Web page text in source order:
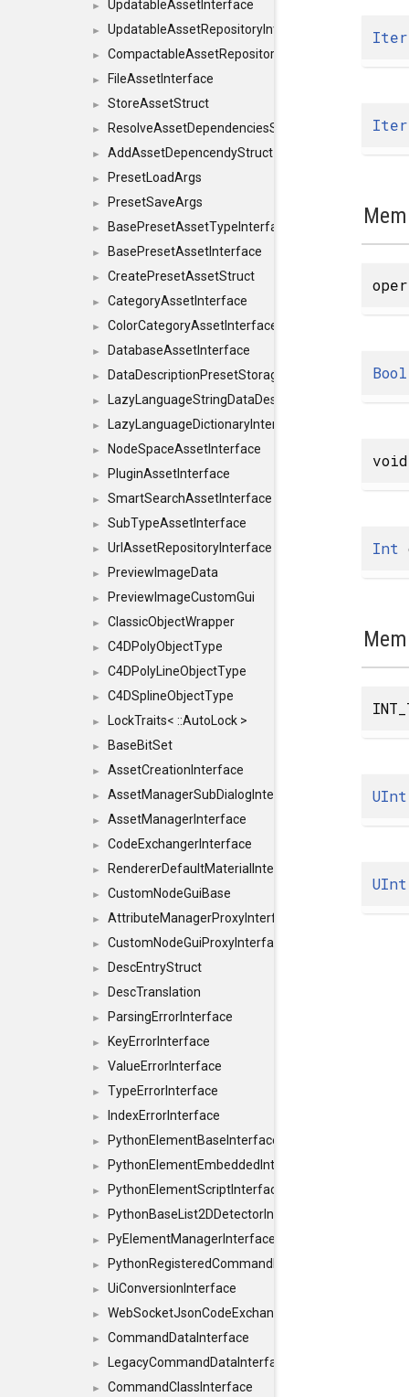
► UpdatableAssetInterface
► UpdatableAssetRepositoryInterface
► CompactableAssetRepositoryInterface
► FileAssetInterface
► StoreAssetStruct
► ResolveAssetDependenciesStruct
► AddAssetDepencendyStruct
► PresetLoadArgs
► PresetSaveArgs
► BasePresetAssetTypeInterface
► BasePresetAssetInterface
► CreatePresetAssetStruct
► CategoryAssetInterface
► ColorCategoryAssetInterface
► DatabaseAssetInterface
► DataDescriptionPresetStorageInterface
►
► LazyLanguageDictionaryInterface
► NodeSpaceAssetInterface
► PluginAssetInterface
► SmartSearchAssetInterface
► SubTypeAssetInterface
► UrlAssetRepositoryInterface
► PreviewImageData
► PreviewImageCustomGui
► ClassicObjectWrapper
► C4DPolyObjectType
► C4DPolyLineObjectType
► C4DSplineObjectType
► LockTraits< ::AutoLock >
► BaseBitSet
► AssetCreationInterface
► AssetManagerSubDialogInterface
► AssetManagerInterface
► CodeExchangerInterface
► RendererDefaultMaterialInterface
► CustomNodeGuiBase
► AttributeManagerProxyInterface
► CustomNodeGuiProxyInterface
► DescEntryStruct
► DescTranslation
► ParsingErrorInterface
► KeyErrorInterface
► ValueErrorInterface
► TypeErrorInterface
► IndexErrorInterface
► PythonElementBaseInterface
► PythonElementEmbeddedInterface
► PythonElementScriptInterface
► PythonBaseList2DDetectorInterface
► PyElementManagerInterface
► PythonRegisteredCommandIdsInterface
► UiConversionInterface
► WebSocketJsonCodeExchangerInterface
► CommandDataInterface
► LegacyCommandDataInterface
► CommandClassInterface
Bool
Int
UInt
UInt